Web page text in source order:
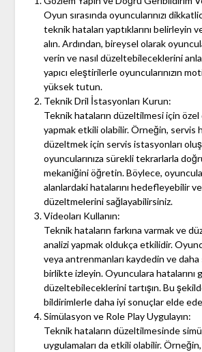
Oyun sırasında oyuncularınızı
teknik hataları yaptıklarını belirleyin
alın. Ardından, bireysel olarak
verin ve nasıl düzeltebileceklerini
yapıcı eleştirilerle oyuncularınızın
yüksek tutun.
Teknik Dril İstasyonları Kurun:
Teknik hataların düzeltilmesi için özel
yapmak etkili olabilir. Örneğin, servis
düzeltmek için servis istasyonları
oyuncularınıza sürekli tekrarlarla
mekaniğini öğretin. Böylece,
alanlardaki hatalarını hedefleyebilir
düzeltmelerini sağlayabilirsiniz.
Videoları Kullanın:
Teknik hataların farkına varmak ve
analizi yapmak oldukça etkilidir.
veya antrenmanları kaydedin ve daha
birlikte izleyin. Oyunculara hatalarını
düzeltebileceklerini tartışın. Bu
bildirimlerle daha iyi sonuçlar elde
Simülasyon ve Role Play Uygulayın:
Teknik hataların düzeltilmesinde
uygulamaları da etkili olabilir. Örneğin,